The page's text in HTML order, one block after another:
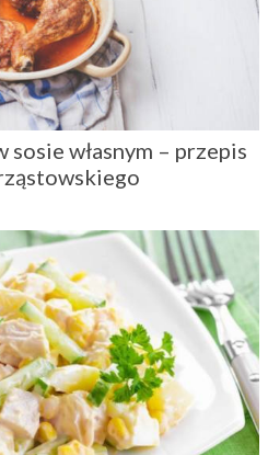
sosie własnym – przepis